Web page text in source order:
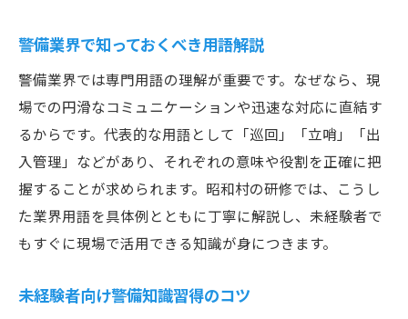
警備業界で知っておくべき用語解説
警備業界では専門用語の理解が重要です。なぜなら、現
場での円滑なコミュニケーションや迅速な対応に直結す
るからです。代表的な用語として「巡回」「立哨」「出
入管理」などがあり、それぞれの意味や役割を正確に把
握することが求められます。昭和村の研修では、こうし
た業界用語を具体例とともに丁寧に解説し、未経験者で
もすぐに現場で活用できる知識が身につきます。
未経験者向け警備知識習得のコツ